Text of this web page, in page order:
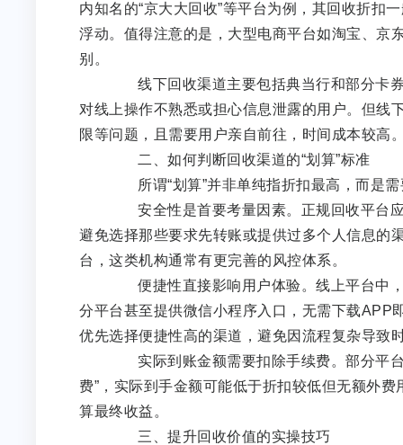
内知名的“京大大回收”等平台为例，其回收折扣
浮动。值得注意的是，大型电商平台如淘宝、京
别。
线下回收渠道主要包括典当行和部分卡券
对线上操作不熟悉或担心信息泄露的用户。但线
限等问题，且需要用户亲自前往，时间成本较高
二、如何判断回收渠道的“划算”标准
所谓“划算”并非单纯指折扣最高，而是需
安全性是首要考量因素。正规回收平台应
避免选择那些要求先转账或提供过多个人信息的
台，这类机构通常有更完善的风控体系。
便捷性直接影响用户体验。线上平台中，
分平台甚至提供微信小程序入口，无需下载APP
优先选择便捷性高的渠道，避免因流程复杂导致
实际到账金额需要扣除手续费。部分平台
费”，实际到手金额可能低于折扣较低但无额外
算最终收益。
三、提升回收价值的实操技巧